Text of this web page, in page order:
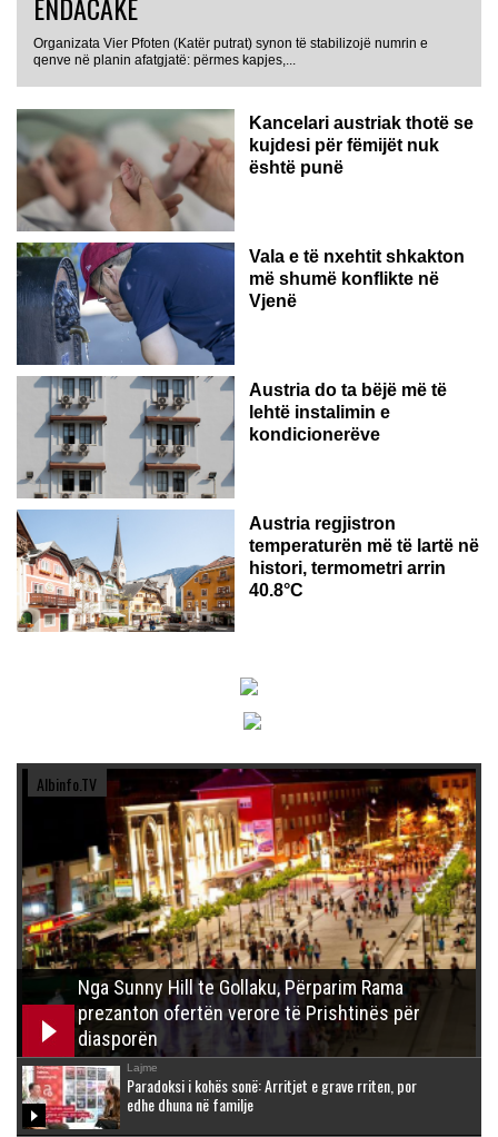
Organizata Vier Pfoten (Katër putrat) synon të stabilizojë numrin e
qenve në planin afatgjatë: përmes kapjes,...
Kancelari austriak thotë se
kujdesi për fëmijët nuk
është punë
Vala e të nxehtit shkakton
më shumë konflikte në
Vjenë
Austria do ta bëjë më të
lehtë instalimin e
kondicionerëve
Austria regjistron
temperaturën më të lartë në
histori, termometri arrin
40.8°C
Albinfo.TV
Nga Sunny Hill te Gollaku, Përparim Rama
prezanton ofertën verore të Prishtinës për
diasporën
Lajme
Paradoksi i kohës sonë: Arritjet e grave rriten, por
edhe dhuna në familje